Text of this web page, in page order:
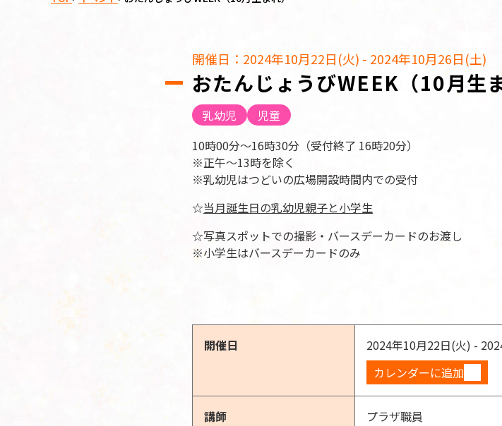
開催日：2024年10月22日(火) - 2024年10月26日(土)
おたんじょうびWEEK（10月生ま
乳幼児
児童
10時00分～16時30分（受付終了 16時20分）
※正午～13時を除く
※乳幼児はつどいの広場開設時間内での受付
☆当月誕生日の乳幼児親子と小学生
☆写真スポットでの撮影・バースデーカードのお渡し
※小学生はバースデーカードのみ
開催日 2024年10月22日(火) -
カレンダーに追加
講師 プラザ職員